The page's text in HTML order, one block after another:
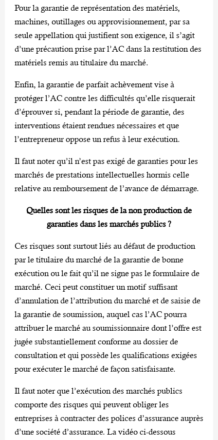
Pour la garantie de représentation des matériels,
machines, outillages ou approvisionnement, par sa
seule appellation qui justifient son exigence, il s’agit
d’une précaution prise par l’AC dans la restitution des
matériels remis au titulaire du marché.
Enfin, la garantie de parfait achèvement vise à
protéger l’AC contre les difficultés qu’elle risquerait
d’éprouver si, pendant la période de garantie, des
interventions étaient rendues nécessaires et que
l’entrepreneur oppose un refus à leur exécution.
Il faut noter qu’il n’est pas exigé de garanties pour les
marchés de prestations intellectuelles hormis celle
relative au remboursement de l’avance de démarrage.
Quelles sont les risques de la non production de
garanties dans les marchés publics ?
Ces risques sont surtout liés au défaut de production
par le titulaire du marché de la garantie de bonne
exécution ou le fait qu’il ne signe pas le formulaire de
marché. Ceci peut constituer un motif suffisant
d’annulation de l’attribution du marché et de saisie de
la garantie de soumission, auquel cas l’AC pourra
attribuer le marché au soumissionnaire dont l’offre est
jugée substantiellement conforme au dossier de
consultation et qui possède les qualifications exigées
pour exécuter le marché de façon satisfaisante.
Il faut noter que l’exécution des marchés publics
comporte des risques qui peuvent obliger les
entreprises à contracter des polices d’assurance auprès
d’une société d’assurance. La vidéo ci-dessous